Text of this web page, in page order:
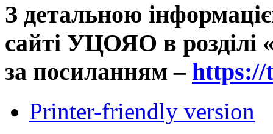
З детальною
сайті УЦОЯО в
за посиланням – https://
Printer-friendly version